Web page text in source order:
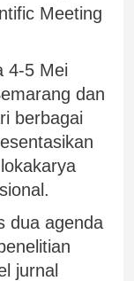
Meeting
4-5 Mei
dan
berbagai
dua agenda
jurnal